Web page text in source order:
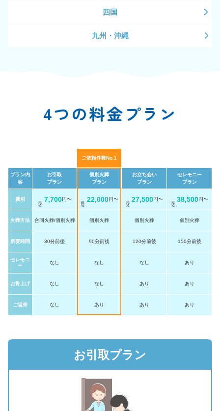
四国
九州・沖縄
4つの料金プラン
ご依頼件数No.1
プラン内
容
お引取
プラン
個別火葬
プラン
お立ち会い
プラン
セレモニー
プラン
費用 7,700円〜 22,000円〜 27,500円〜 38,500円〜
火葬方法 合同火葬/個別火葬 個別火葬 個別火葬 個別火葬
所要時間 30分前後 90分前後 120分前後 150分前後
セレモニ
ー
なし なし なし あり
お骨上げ なし なし あり あり
ご返骨 なし あり あり あり
お引取プラン